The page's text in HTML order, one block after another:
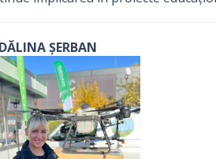
ȘERBAN